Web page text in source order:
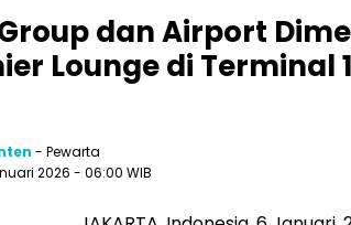
dan Airport
Lounge di Terminal
- Pewarta
2026 - 06:00 WIB